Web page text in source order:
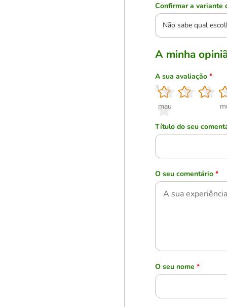
Confirmar a variante
Não sabe qual
A minha
A sua avaliação *
1
mau
2
3
4
5
Título do seu
O seu comentário *
O seu nome *